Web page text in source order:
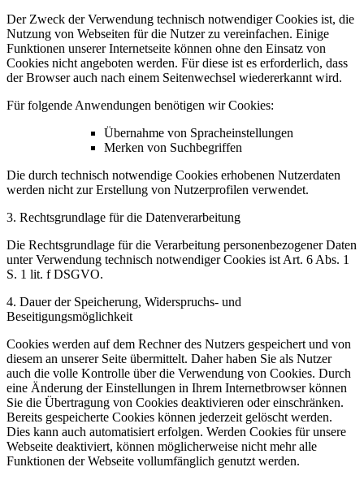
Der Zweck der Verwendung technisch notwendiger Cookies ist, die
Nutzung von Webseiten für die Nutzer zu vereinfachen. Einige
Funktionen unserer Internetseite können ohne den Einsatz von
Cookies nicht angeboten werden. Für diese ist es erforderlich, dass
der Browser auch nach einem Seitenwechsel wiedererkannt wird.
Für folgende Anwendungen benötigen wir Cookies:
Übernahme von Spracheinstellungen
Merken von Suchbegriffen
Die durch technisch notwendige Cookies erhobenen Nutzerdaten
werden nicht zur Erstellung von Nutzerprofilen verwendet.
3. Rechtsgrundlage für die Datenverarbeitung
Die Rechtsgrundlage für die Verarbeitung personenbezogener Daten
unter Verwendung technisch notwendiger Cookies ist Art. 6 Abs. 1
S. 1 lit. f DSGVO.
4. Dauer der Speicherung, Widerspruchs- und
Beseitigungsmöglichkeit
Cookies werden auf dem Rechner des Nutzers gespeichert und von
diesem an unserer Seite übermittelt. Daher haben Sie als Nutzer
auch die volle Kontrolle über die Verwendung von Cookies. Durch
eine Änderung der Einstellungen in Ihrem Internetbrowser können
Sie die Übertragung von Cookies deaktivieren oder einschränken.
Bereits gespeicherte Cookies können jederzeit gelöscht werden.
Dies kann auch automatisiert erfolgen. Werden Cookies für unsere
Webseite deaktiviert, können möglicherweise nicht mehr alle
Funktionen der Webseite vollumfänglich genutzt werden.